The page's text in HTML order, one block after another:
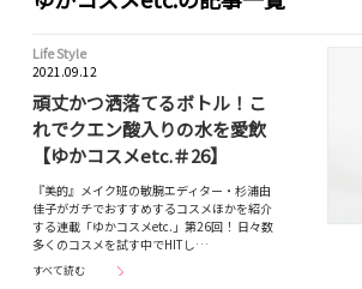
Life Style
2021.09.12
頑丈かつ洒落てるボトル！こ
れでクエン酸入りの水を愛飲
【ゆかコスメetc.＃26】
『美的』メイク班の敏腕エディター・杉浦由
佳子がガチでおすすめするコスメほかを紹介
する連載「ゆかコスメetc.」第26回！ 日々数
多くのコスメを試す中でHITし…
すべて読む